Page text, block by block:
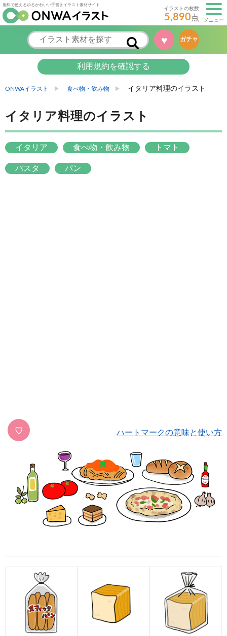
無料で使えるゆるかわいい手書きイラスト素材サイト
イラストの枚数
5,890点 メニュー
♥ ガチャ
利用規約を確認する
ONWAイラスト 食べ物・飲み物 イタリア料理のイラスト
イタリア料理のイラスト
イタリア 食べ物・飲み物 トマト
パスタ パン
♡ ハートマークの意味と使い方